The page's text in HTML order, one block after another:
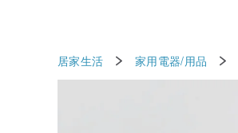
居家生活 家用電器/用品